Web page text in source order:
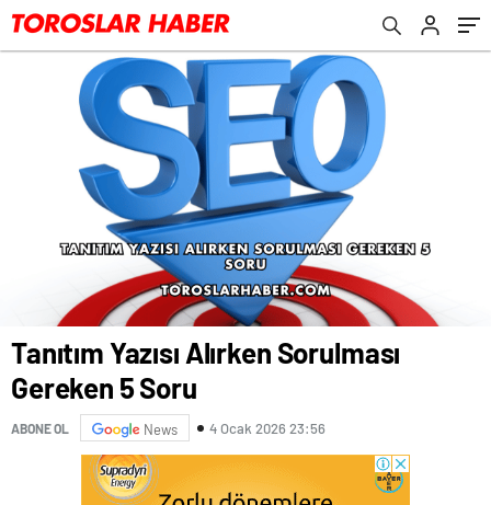
Tanıtım Yazısı Alırken Sorulması
Gereken 5 Soru
ABONE OL News 4 Ocak 2026 23:56